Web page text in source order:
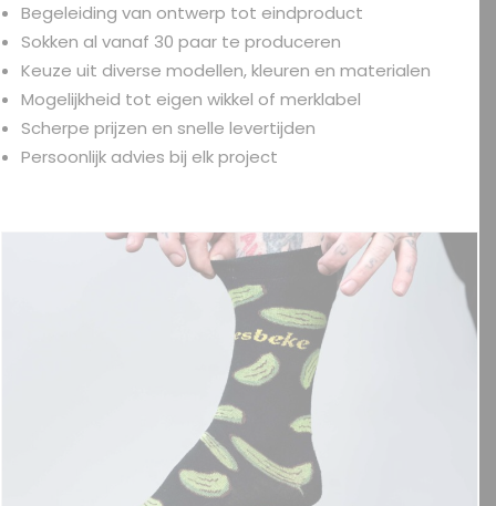
Begeleiding van ontwerp tot eindproduct
Sokken al vanaf 30 paar te produceren
Keuze uit diverse modellen, kleuren en materialen
Mogelijkheid tot eigen wikkel of merklabel
Scherpe prijzen en snelle levertijden
Persoonlijk advies bij elk project